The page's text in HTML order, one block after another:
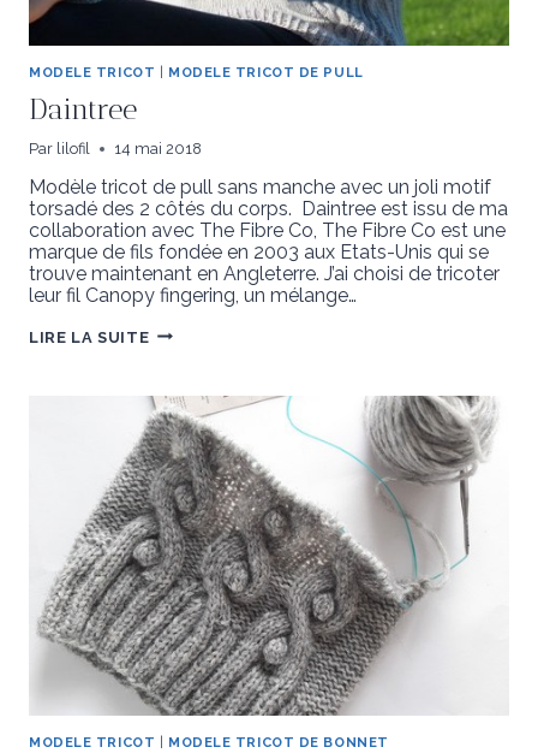
MODELE TRICOT | MODELE TRICOT DE PULL
Daintree
Par lilofil 14 mai 2018
Modèle tricot de pull sans manche avec un joli motif
torsadé des 2 côtés du corps. Daintree est issu de ma
collaboration avec The Fibre Co, The Fibre Co est une
marque de fils fondée en 2003 aux Etats-Unis qui se
trouve maintenant en Angleterre. J’ai choisi de tricoter
leur fil Canopy fingering, un mélange…
LIRE LA SUITEDAINTREE
MODELE TRICOT MODELE TRICOT DE BONNET